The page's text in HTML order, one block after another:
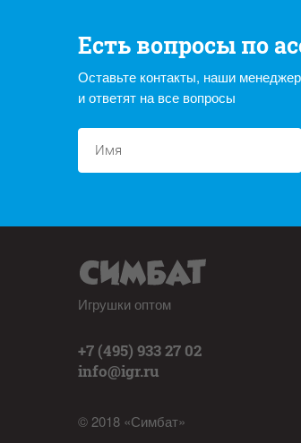
Есть вопросы по
Оставьте контакты, наши
и ответят на все вопросы
Игрушки оптом
+7 (495) 933 27 02
info@igr.ru
© 2018 «Симбат»